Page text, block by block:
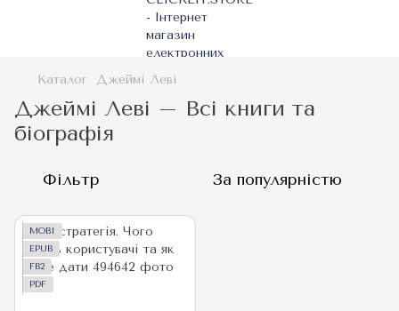
Каталог Джеймі Леві
Джеймі Леві – Всі книги та
біографія
Фільтр За популярністю
MOBI
EPUB
FB2
PDF